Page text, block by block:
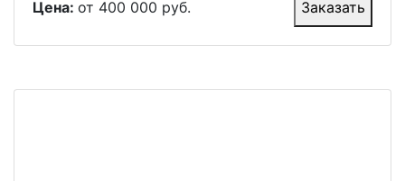
Цена: от 400 000 руб. Заказать